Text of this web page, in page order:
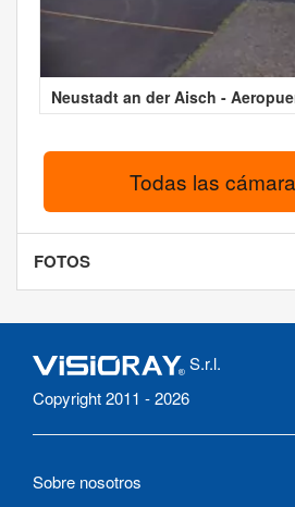
Neustadt an der Aisch -
Todas las
FOTOS
S.r.l.
Copyright 2011 - 2026
Sobre nosotros